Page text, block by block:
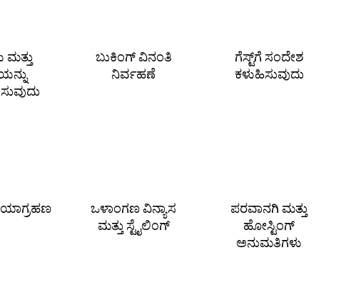
ಬುಕಿಂಗ್ ವಿನಂತಿ
ನಿರ್ವಹಣೆ
ಗೆಸ್ಟ್‌ಗೆ ಸಂದೇಶ
ಕಳುಹಿಸುವುದು
ಒಳಾಂಗಣ ವಿನ್ಯಾಸ
ಮತ್ತು ಸ್ಟೈಲಿಂಗ್
ಪರವಾನಗಿ ಮತ್ತು
ಹೋಸ್ಟಿಂಗ್
ಅನುಮತಿಗಳು